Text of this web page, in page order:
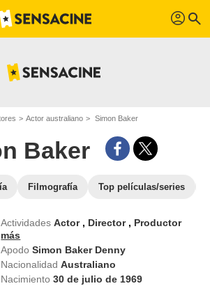
profil search
Actor australiano Simon Baker
Baker
Filmografía Top películas/series
ActividadesActor , Director , Productor
más
ApodoSimon Baker Denny
NacionalidadAustraliano
Nacimiento30 de julio de 1969